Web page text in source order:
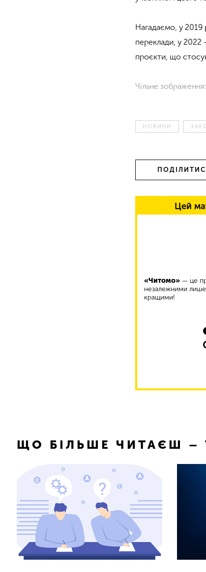
Нагадаємо, у 2019
переклади, у 2022
проєкти, що
Чільне
НОВИНИ
Цей
«Читомо» — це
незалежними
кращими!
ЩО БІЛЬШЕ ЧИТАЄШ –